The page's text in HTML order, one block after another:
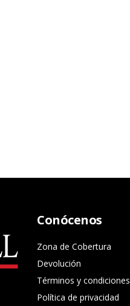
Conócenos
Zona de Cobertura
Devolución
Términos y condiciones
Política de privacidad